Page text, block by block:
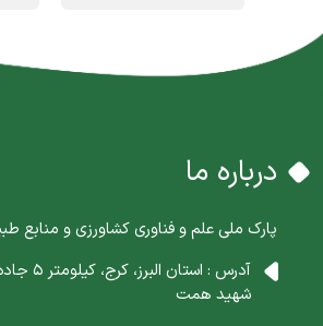
درباره ما
پارک ملی علم و فناوری کشاورزی و منابع
آدرس :
شهید همت